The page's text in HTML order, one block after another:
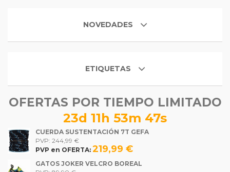
NOVEDADES
ETIQUETAS
OFERTAS POR TIEMPO LIMITADO
23d 11h 53m 46s
CUERDA SUSTENTACIÓN 7T GEFA
PVP: 244,99 €
PVP en OFERTA: 219,99 €
GATOS JOKER VELCRO BOREAL